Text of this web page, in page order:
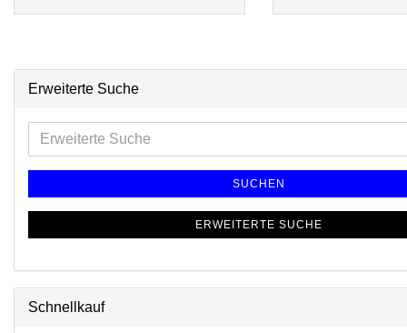
Erweiterte Suche
SUCHEN
ERWEITERTE SUCHE
Schnellkauf